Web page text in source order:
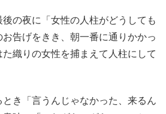
の夜に「女性の人柱がどうしても
告げをきき、朝一番に通りかかっ
織りの女性を捕まえて人柱にして
き「言うんじゃなかった、来るん